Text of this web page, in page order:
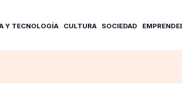
Y TECNOLOGÍA CULTURA SOCIEDAD